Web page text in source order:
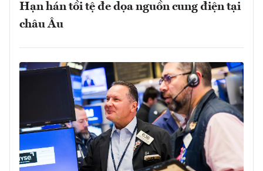
Hạn hán tồi tệ đe dọa nguồn cung điện tại
châu Âu